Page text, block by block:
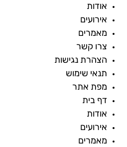
אודות
אירועים
מאמרים
צרו קשר
הצהרת נגישות
תנאי שימוש
מפת אתר
דף בית
אודות
אירועים
מאמרים